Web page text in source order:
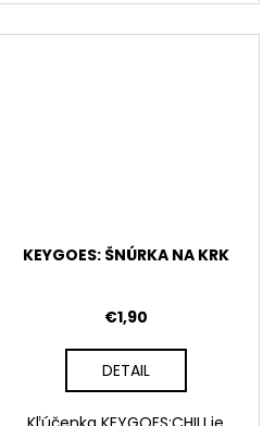
KEYGOES: ŠNÚRKA NA KRK
€1,90
DETAIL